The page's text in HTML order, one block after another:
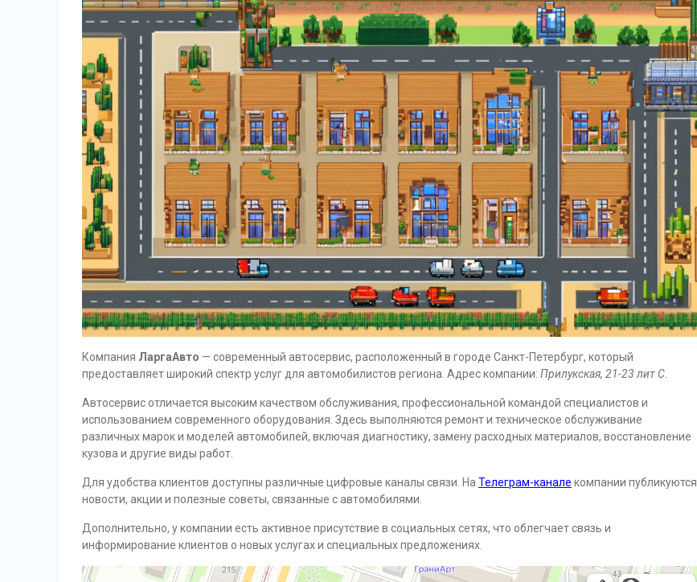
Компания ЛаргаАвто — современный автосервис, расположенный в городе Санкт-Петербург, который
предоставляет широкий спектр услуг для автомобилистов региона. Адрес компании: Прилукская, 21-23 лит С.
Автосервис отличается высоким качеством обслуживания, профессиональной командой специалистов и
использованием современного оборудования. Здесь выполняются ремонт и техническое обслуживание
различных марок и моделей автомобилей, включая диагностику, замену расходных материалов, восстановление
кузова и другие виды работ.
Для удобства клиентов доступны различные цифровые каналы связи. НаТелеграм-канале компании публикуются
новости, акции и полезные советы, связанные с автомобилями.
Дополнительно, у компании есть активное присутствие в социальных сетях, что облегчает связь и
информирование клиентов о новых услугах и специальных предложениях.